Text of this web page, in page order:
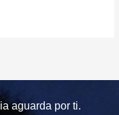
aguarda por ti.